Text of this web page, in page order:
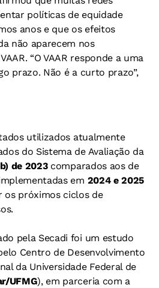
políticas de equidade
anos e que os efeitos
não aparecem nos
“O VAAR responde a uma
prazo. Não é a curto prazo”,
utilizados atualmente
do Sistema de Avaliação da
de 2023comparados aos de
em 2024 e 2025
os próximos ciclos de
pela Secadi foi um estudo
Centro de Desenvolvimento
da Universidade Federal de
UFMG), em parceria com a